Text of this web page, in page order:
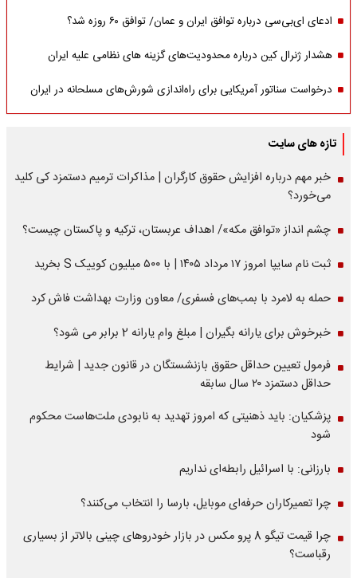
ادعای ای‌بی‌سی درباره توافق ایران و عمان/ توافق ۶۰ روزه شد؟
هشدار ژنرال کین درباره محدودیت‌های گزینه های نظامی علیه ایران
درخواست سناتور آمریکایی برای راه‌اندازی شورش‌های مسلحانه در ایران
تازه های سایت
خبر مهم درباره افزایش حقوق کارگران | مذاکرات ترمیم دستمزد کی کلید
می‌خورد؟
چشم انداز «توافق مکه»/ اهداف عربستان، ترکیه و پاکستان چیست؟
ثبت نام سایپا امروز ۱۷ مرداد ۱۴۰۵ | با ۵۰۰ میلیون کوییک S بخرید
حمله به لامرد با بمب‌های فسفری/ معاون وزارت بهداشت فاش کرد
خبرخوش برای یارانه بگیران | مبلغ وام یارانه 2 برابر می شود؟
فرمول تعیین حداقل حقوق بازنشستگان در قانون جدید | شرایط
حداقل دستمزد ۲۰ سال سابقه
پزشکیان: باید ذهنیتی که امروز تهدید به نابودی ملت‌هاست محکوم
شود
بارزانی: با اسرائیل رابطه‌ای نداریم
چرا تعمیرکاران حرفه‌ای موبایل، بارسا را انتخاب می‌کنند؟
چرا قیمت تیگو 8 پرو مکس در بازار خودروهای چینی بالاتر از بسیاری
رقباست؟